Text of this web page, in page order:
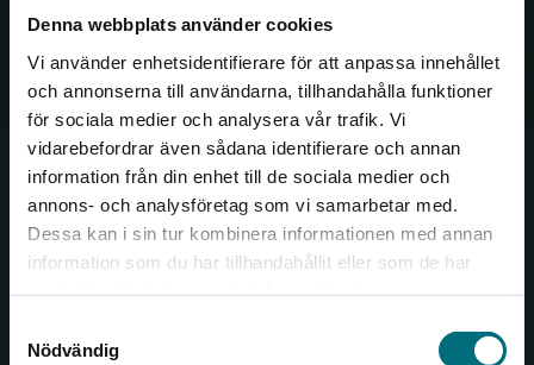
Denna webbplats använder cookies
Vi använder enhetsidentifierare för att anpassa innehållet
och annonserna till användarna, tillhandahålla funktioner
för sociala medier och analysera vår trafik. Vi
vidarebefordrar även sådana identifierare och annan
information från din enhet till de sociala medier och
annons- och analysföretag som vi samarbetar med.
Dessa kan i sin tur kombinera informationen med annan
information som du har tillhandahållit eller som de har
Nödvändig
Begränsad fraktregion
Det verkar som att du besöker
såväl barn som vuxna.
Nypon och Vilja förlag är en del av Studentlitteratur.
Kontakta oss
Kontakta oss
046-31 20 00
Box 141
Besöksadress: